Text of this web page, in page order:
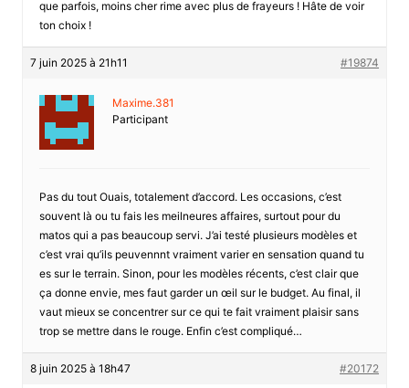
que parfois, moins cher rime avec plus de frayeurs ! Hâte de voir
ton choix !
7 juin 2025 à 21h11 #19874
Maxime.381
Participant
Pas du tout Ouais, totalement d’accord. Les occasions, c’est
souvent là ou tu fais les meilneures affaires, surtout pour du
matos qui a pas beaucoup servi. J’ai testé plusieurs modèles et
c’est vrai qu’ils peuvennnt vraiment varier en sensation quand tu
es sur le terrain. Sinon, pour les modèles récents, c’est clair que
ça donne envie, mes faut garder un œil sur le budget. Au final, il
vaut mieux se concentrer sur ce qui te fait vraiment plaisir sans
trop se mettre dans le rouge. Enfin c’est compliqué…
8 juin 2025 à 18h47 #20172